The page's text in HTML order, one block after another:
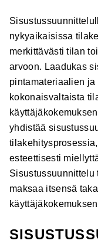
nykyaikaisissa
merkittävästi tilan
arvoon. Laadukas
pintamateriaalien
kokonaisvaltaista
yhdistää
esteettisesti
maksaa itsensä